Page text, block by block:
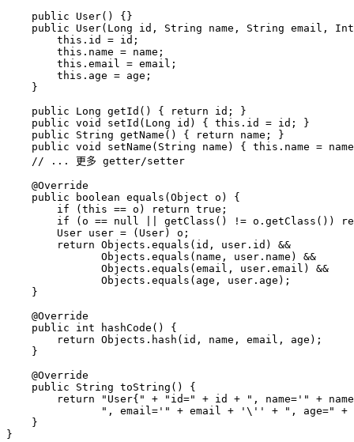
public User() {}
public User(Long id, String name, String email,
this.id = id;
this.name = name;
this.email = email;
this.age = age;
}
public Long getId() { return id; }
public void setId(Long id) { this.id = id; }
public String getName() { return name; }
public void setName(String name) { this.name =
// ... 更多 getter/setter
@Override
public boolean equals(Object o) {
if (this == o) return true;
if (o == null || getClass() != o.getClass())
User user = (User) o;
return Objects.equals(id, user.id) &&
Objects.equals(name, user.name) &&
Objects.equals(email, user.email) &&
Objects.equals(age, user.age);
}
@Override
public int hashCode() {
return Objects.hash(id, name, email, age);
}
@Override
public String toString() {
return "User{" + "id=" + id + ", name='" +
", email='" + email + '\'' + ", age=" +
}
}